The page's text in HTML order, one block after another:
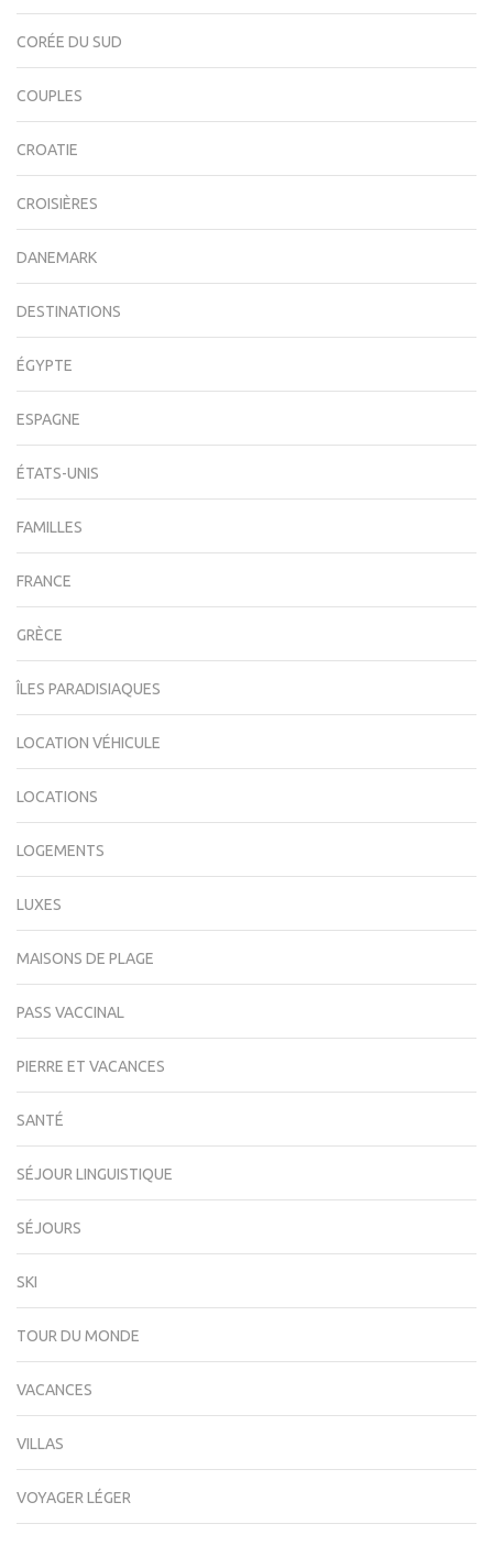
CORÉE DU SUD
COUPLES
CROATIE
CROISIÈRES
DANEMARK
DESTINATIONS
ÉGYPTE
ESPAGNE
ÉTATS-UNIS
FAMILLES
FRANCE
GRÈCE
ÎLES PARADISIAQUES
LOCATION VÉHICULE
LOCATIONS
LOGEMENTS
LUXES
MAISONS DE PLAGE
PASS VACCINAL
PIERRE ET VACANCES
SANTÉ
SÉJOUR LINGUISTIQUE
SÉJOURS
SKI
TOUR DU MONDE
VACANCES
VILLAS
VOYAGER LÉGER